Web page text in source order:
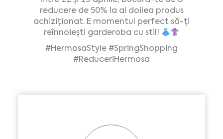
reducere de 50% la al doilea produs
achiziționat. E momentul perfect să-ți
reînnoiești garderoba cu stil!
#HermosaStyle#SpringShopping
#ReduceriHermosa